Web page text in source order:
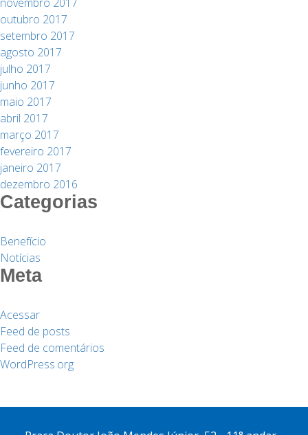
outubro 2017
setembro 2017
agosto 2017
julho 2017
junho 2017
maio 2017
abril 2017
março 2017
fevereiro 2017
janeiro 2017
dezembro 2016
Categorias
Benefício
Notícias
Meta
Acessar
Feed de posts
Feed de comentários
WordPress.org